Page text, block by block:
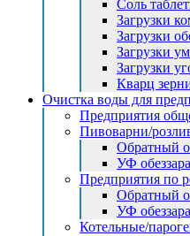
Соль
Загрузки
Загрузки
Загрузки
Загрузки
Кварц
Очистка воды для
Предприятия
Пивоварни/
Обратный
УФ
Предприятия по
Обратный
УФ
Котельные/